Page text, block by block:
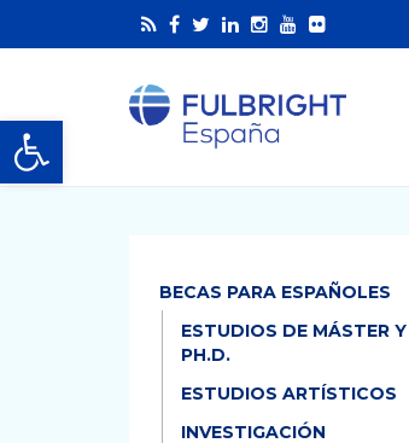
Abrir barra de herramientas
BECAS PARA ESPAÑOLES
ESTUDIOS DE MÁSTER Y
PH.D.
ESTUDIOS ARTÍSTICOS
INVESTIGACIÓN